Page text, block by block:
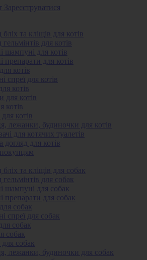
Зареєструватися
бліх та кліщів для котів
гельмінтів для котів
шампуні для котів
препарати для котів
котів
спреї для котів
котів
для котів
котів
котів
лежанки, будиночки для котів
для котячих туалетів
догляд для котів
бліх та кліщів для собак
гельмінтів для собак
шампуні для собак
препарати для собак
собак
спреї для собак
собак
собак
собак
лежанки, будиночки для собак